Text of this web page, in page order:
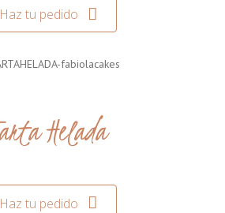
Haz tu pedido
Helada
Haz tu pedido